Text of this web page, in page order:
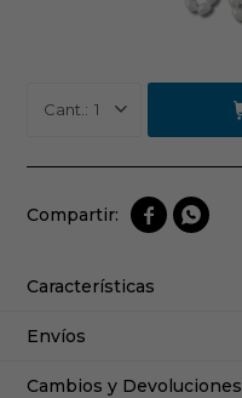
1
 
Características
Envíos
Cambios y Devoluciones